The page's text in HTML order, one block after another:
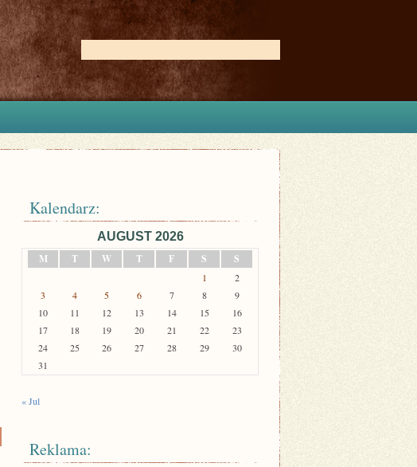
Kalendarz:
AUGUST 2026
M
T W T F S S
1
2
3
4 5 6 7 8
9
10
11 12 13 14 15
16
17
18 19 20 21 22
23
24
25 26 27 28 29
30
31
« Jul
Reklama: